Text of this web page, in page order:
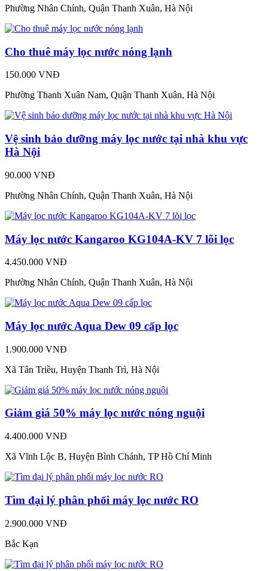
Phường Nhân Chính, Quận Thanh Xuân, Hà Nội
Cho thuê máy lọc nước nóng lạnh
150.000 VNĐ
Phường Thanh Xuân Nam, Quận Thanh Xuân, Hà Nội
Vệ sinh bảo dưỡng máy lọc nước tại nhà khu vực
Hà Nội
90.000 VNĐ
Phường Nhân Chính, Quận Thanh Xuân, Hà Nội
Máy lọc nước Kangaroo KG104A-KV 7 lõi lọc
4.450.000 VNĐ
Phường Nhân Chính, Quận Thanh Xuân, Hà Nội
Máy lọc nước Aqua Dew 09 cấp lọc
1.900.000 VNĐ
Xã Tân Triều, Huyện Thanh Trì, Hà Nội
Giảm giá 50% máy lọc nước nóng nguội
4.400.000 VNĐ
Xã Vĩnh Lộc B, Huyện Bình Chánh, TP Hồ Chí Minh
Tìm đại lý phân phối máy lọc nước RO
2.900.000 VNĐ
Bắc Kạn